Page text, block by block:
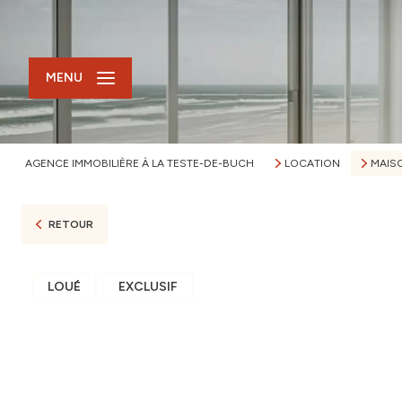
MENU
AGENCE IMMOBILIÈRE À LA TESTE-DE-BUCH LOCATION
RETOUR
LOUÉ EXCLUSIF